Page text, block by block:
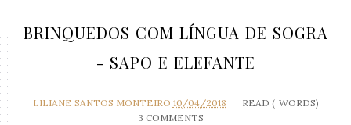
BRINQUEDOS COM LÍNGUA DE SOGRA
- SAPO E ELEFANTE
LILIANE SANTOS MONTEIRO 10/04/2018 READ ( WORDS)
3 COMMENTS